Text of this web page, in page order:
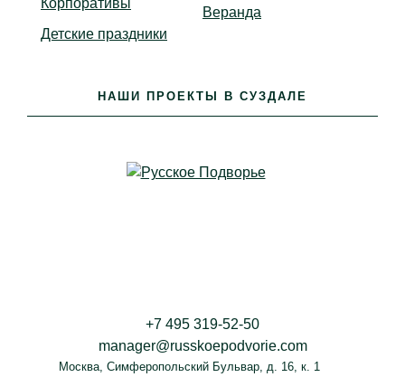
+7 495 319-52-50
manager@russkoepodvorie.com
Москва Симферопольский Бульвар, д. 16, к. 1
Детские праздники
Веранда
НАШИ ПРОЕКТЫ В СУЗДАЛЕ